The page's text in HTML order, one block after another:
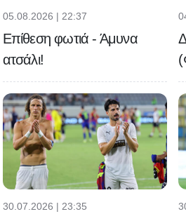
05.08.2026 | 22:37
Επίθεση φωτιά - Άμυνα
ατσάλι!
30.07.2026 | 23:35